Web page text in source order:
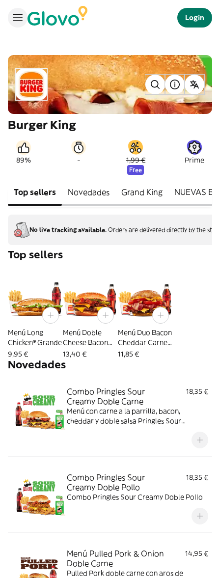
Login
Burger King
89% - 1,99 €
Free
Prime
Top sellers Novedades Grand King NUEVAS
No live tracking available. Orders are delivered directly by the
Top sellers
Menú Long
Chicken® Grande
9,95 €
Menú Doble
Cheese Bacon
XXL®
13,40 €
Menú Duo Bacon
Cheddar Carne
Grande
11,85 €
Novedades
Combo Pringles Sour
Creamy Doble Carne
18,35 €
Menú con carne a la parrilla, bacon,
cheddar y doble salsa Pringles Sour
Combo Pringles Sour
Creamy Doble Pollo
18,35 €
Combo Pringles Sour Creamy Doble Pollo
Menú Pulled Pork & Onion
Doble Carne
14,95 €
Pulled Pork doble carne con aros de